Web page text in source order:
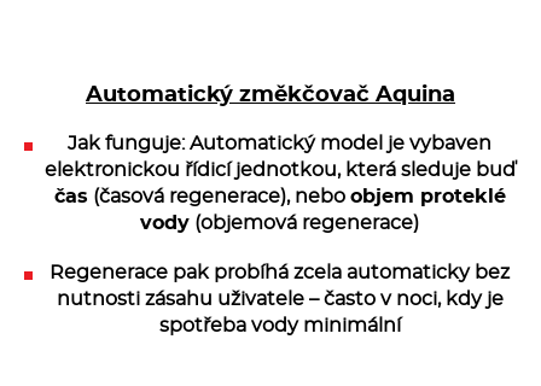
Automatický změkčovač Aquina
Jak funguje: Automatický model je vybaven
elektronickou řídicí jednotkou, která sleduje buď
čas (časová regenerace), nebo objem proteklé
vody (objemová regenerace)
Regenerace pak probíhá zcela automaticky bez
nutnosti zásahu uživatele – často v noci, kdy je
spotřeba vody minimální